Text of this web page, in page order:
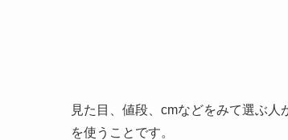
見た目、値段、cmなどをみて選ぶ
を使うことです。